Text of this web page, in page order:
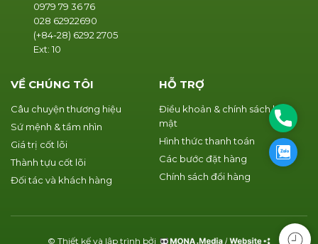
VỀ CHÚNG TÔI
Câu chuyện thương hiệu
Sứ mệnh & tầm nhìn
Giá trị cốt lõi
Thành tựu cốt lõi
Đối tác và khách hàng
HỖ TRỢ
Điều khoản & chính sách bảo
mật
Hình thức thanh toán
Các bước đặt hàng
Chính sách đổi hàng
0979 79 36 76
028 62922690
(+84-28) 6292 2705
Ext: 10
© Thiết kế và lập trình bởi
Phone
Zalo